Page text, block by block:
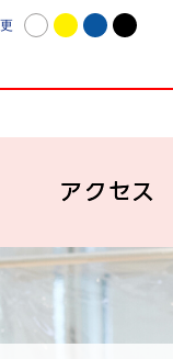
センター名古屋第
当院につ